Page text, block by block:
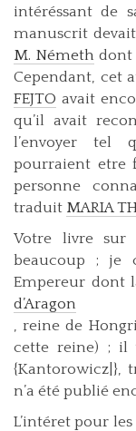
intéréssant de
manuscrit
M. Némethdont
Cependant, cet
FEJTO avait
qu’il avait
l’envoyer tel
pourraient etre
personne
traduit MARIA
Votre livre sur
beaucoup ; je
Empereur dont
d’Aragon
, reine de
cette reine) ; il
{Kantorowicz|},
n’a été publié
L’intéret pour